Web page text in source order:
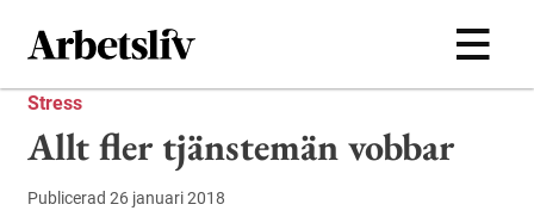
Hoppa till huvudinnehållet
Stress
Allt fler tjänstemän vobbar
Publicerad 26 januari 2018